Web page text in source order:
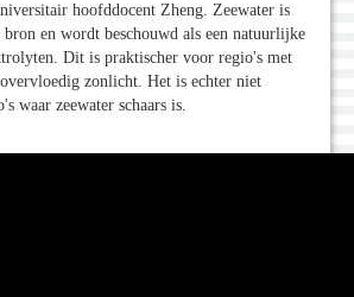
hoofddocent Zheng. Zeewater is
en wordt beschouwd als een natuurlijke
Dit is praktischer voor regio's met
zonlicht. Het is echter niet
waar zeewater schaars is.